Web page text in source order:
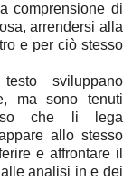
comprensione di
arrendersi alla
e per ciò stesso
sviluppano
ma sono tenuti
che li lega
allo stesso
e affrontare il
analisi in e dei